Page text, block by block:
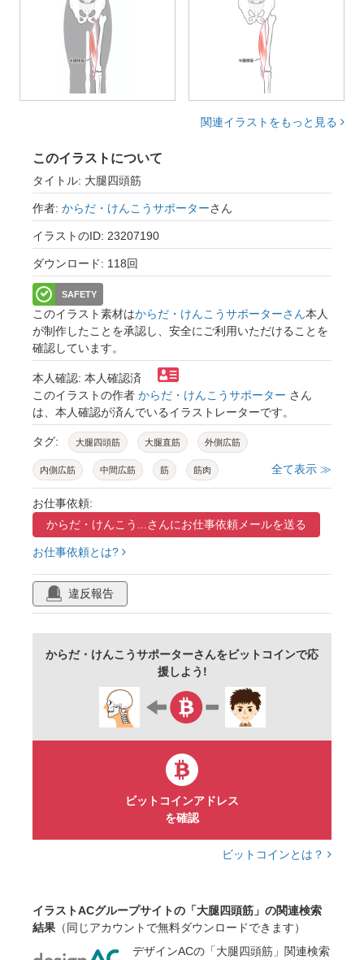
関連イラストをもっと見る
このイラストについて
タイトル: 大腿四頭筋
作者: からだ・けんこうサポーターさん
イラストのID: 23207190
ダウンロード: 118回
SAFETY
このイラスト素材はからだ・けんこうサポーターさん本人
が制作したことを承認し、安全にご利用いただけることを
確認しています。
本人確認: 本人確認済
このイラストの作者 からだ・けんこうサポーター さん
は、本人確認が済んでいるイラストレーターです。
タグ: 大腿四頭筋 大腿直筋 外側広筋
内側広筋 中間広筋 筋 筋肉
骨格筋
全て表示 ≫
お仕事依頼:
からだ・けんこう...さんにお仕事依頼メールを送る
お仕事依頼とは?
違反報告
からだ・けんこうサポーターさんをビットコインで応
援しよう!
ビットコインアドレス
を確認
ビットコインとは？
イラストACグループサイトの「大腿四頭筋」の関連検索
結果 （同じアカウントで無料ダウンロードできます）
デザインACの「大腿四頭筋」関連検索